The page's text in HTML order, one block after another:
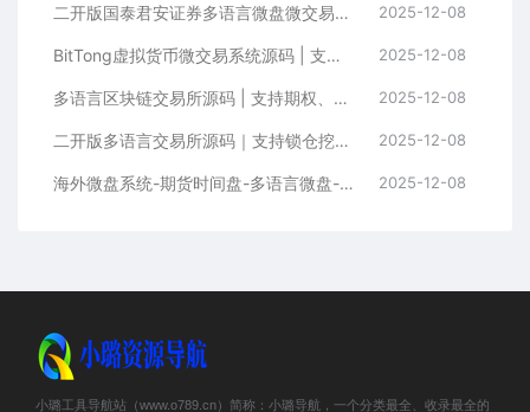
二开版国泰君安证券多语言微盘微交易所系统源码 | HTML前端+PHP后端 2025-12-08
BitTong虚拟货币微交易系统源码 | 支持现货杠杆交易+K线控制+用户输赢管理+代理体系 2025-12-08
多语言区块链交易所源码 | 支持期权、币币交易、质押挖矿与新币申购 2025-12-08
二开版多语言交易所源码｜支持锁仓挖矿+元宇宙理财+秒合约+IEO认购功能 2025-12-08
海外微盘系统-期货时间盘-多语言微盘-前端uniapp 2025-12-08
小璐工具导航站（www.o789.cn）简称：小璐导航，一个分类最全、收录最全的